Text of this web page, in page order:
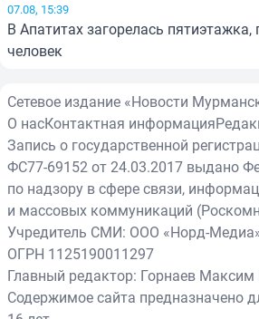
07.08, 15:39
В Апатитах загорелась пятиэтажка,
человек
Сетевое издание «Новости
О насКонтактная информация
Запись о государственной
ФС77-69152 от 24.03.2017 выдано
по надзору в сфере связи,
и массовых коммуникаций
Учредитель СМИ: ООО «Норд-
ОГРН 1125190011297
Главный редактор: Горнаев Максим
Содержимое сайта предназначено